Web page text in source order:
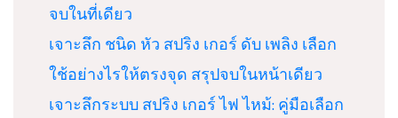
จบในที่เดียว
เจาะลึก ชนิด หัว สปริง เกอร์ ดับ เพลิง เลือก
ใช้อย่างไรให้ตรงจุด สรุปจบในหน้าเดียว
เจาะลึกระบบ สปริง เกอร์ ไฟ ไหม้: คู่มือเลือก